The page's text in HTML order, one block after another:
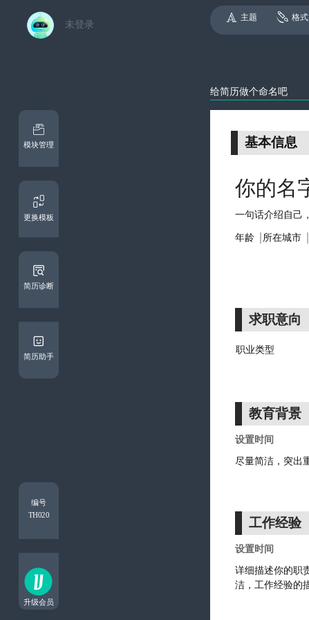
主题 格式
未登录
模块管理
更换模板
简历诊断
简历助手
编号
TH020
升级会员
求职意向
教育背景
工作经验